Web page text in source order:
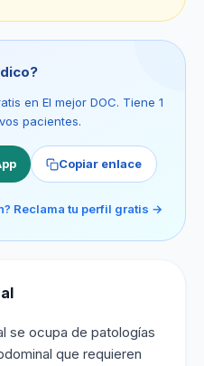
en El mejor DOC. Tiene 1
pacientes.
Copiar enlace
Reclama tu perfil gratis →
se ocupa de patologías
que requieren